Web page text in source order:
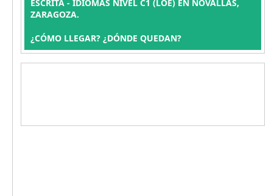
ESCRITA - IDIOMAS NIVEL C1 (LOE) EN NOVALLAS,
ZARAGOZA.
¿CÓMO LLEGAR? ¿DÓNDE QUEDAN?